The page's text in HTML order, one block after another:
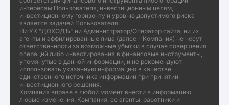
интересам Пользователя, инвестиционным целям,
инвестиционному горизонту и уровню допустимого риска
является задачей Пользователя.
Ни УК "ДОХОДЪ" ни Администратор/Оператор сайта, ни их
агенты и аффилированные лица (далее - Компания) не несут
ответственности за возможные убытки в случае совершения
операций либо инвестирования в финансовые инструменты,
упомянутые в данной информации, и не рекомендуют
использовать указанную информацию в качестве
единственного источника информации при принятии
инвестиционного решения.
Компания вправе в любой момент внести в информацию
любые изменения. Компания, ее агенты, работники и